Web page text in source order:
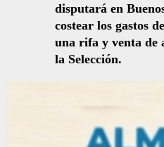
disputará en
costear los gastos
una rifa y venta de
la Selección.